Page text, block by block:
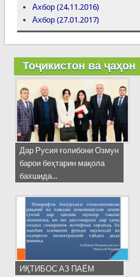
Ахбор (24.11.2016)
Ахбор (27.01.2017)
Тоҷикистон ва ҷаҳон
Дар Русия ғолибони Озмун
барои беҳтарин мақола
бахшида...
ИҚТИБОС АЗ ПАЁМ